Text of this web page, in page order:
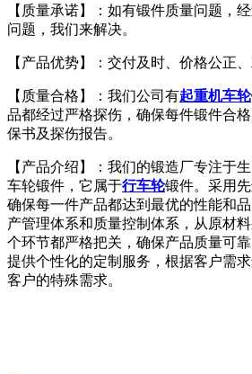
【质量承诺】：如有锻件质量问题，
问题，我们来解决。
【产品优势】：交付及时、价格公正
【质量合格】：我们公司有起重机车轮
品都经过严格探伤，确保每件锻件合
保书及探伤报告。
【产品介绍】：我们的锻造厂专注于
车轮锻件，它属于行车轮锻件。采用
确保每一件产品都达到最优的性能和
产管理体系和质量控制体系，从原材
个环节都严格把关，确保产品质量可
提供个性化的定制服务，根据客户需
客户的特殊需求。